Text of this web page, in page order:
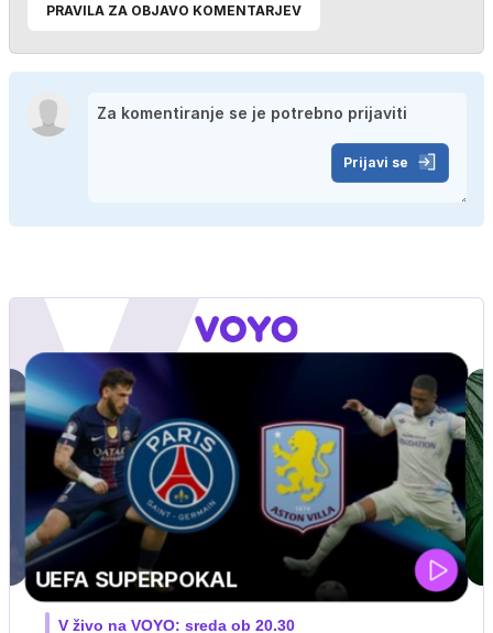
PRAVILA ZA OBJAVO KOMENTARJEV
Prijavi se
ZUFFA BOXING 10
V živo na VOYO: sobota ob 20.00